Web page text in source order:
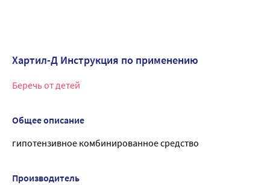
Хартил-Д Инструкция по применению
Беречь от детей
Общее описание
гипотензивное комбинированное средство
Производитель